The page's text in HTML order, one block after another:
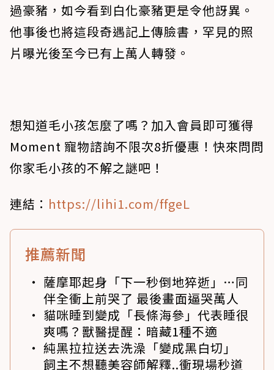
過豪豬，如今看到白化豪豬更是令他訝異。
他事後也將這段奇遇記上傳臉書，罕見的照
片曝光後至今已有上萬人轉發。
想知道毛小孩怎麼了嗎？加入會員即可獲得
Moment 寵物諮詢不限次8折優惠！快來問問
你家毛小孩的不解之謎吧！
連結： https://lihi1.com/ffgeL
推薦新聞
薩摩耶起身「下一秒倒地猝逝」…同
伴全衝上前哭了 最後畫面逼哭萬人
貓咪睡到變成「長條海參」代表睡很
爽嗎？獸醫提醒：暗藏1種不適
純黑拉拉送去洗澡「變成黑白切」
飼主不想聽美容師解釋..衝現場秒道